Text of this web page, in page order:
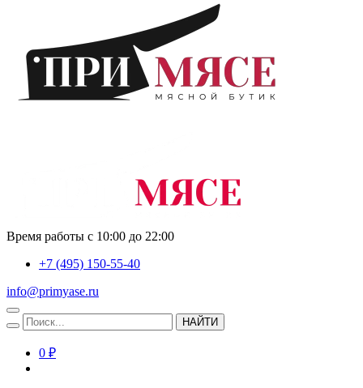
Время работы с 10:00 до 22:00
+7 (495) 150-55-40
info@primyase.ru
НАЙТИ
0 ₽